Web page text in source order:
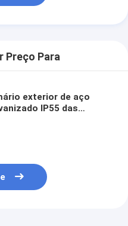
Preço Para
exterior de aço
IP55 das